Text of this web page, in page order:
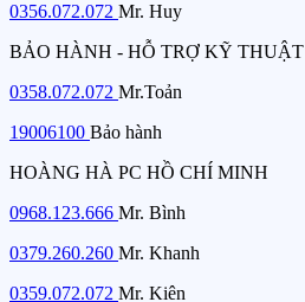
0356.072.072 Mr. Huy
BẢO HÀNH - HỖ TRỢ KỸ THUẬT
0358.072.072 Mr.Toản
19006100 Bảo hành
HOÀNG HÀ PC HỒ CHÍ MINH
0968.123.666 Mr. Bình
0379.260.260 Mr. Khanh
0359.072.072 Mr. Kiên